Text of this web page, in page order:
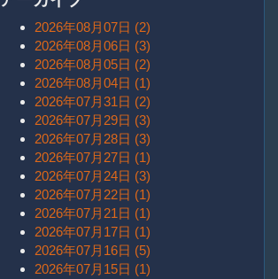
2026年08月07日 (2)
2026年08月06日 (3)
2026年08月05日 (2)
2026年08月04日 (1)
2026年07月31日 (2)
2026年07月29日 (3)
2026年07月28日 (3)
2026年07月27日 (1)
2026年07月24日 (3)
2026年07月22日 (1)
2026年07月21日 (1)
2026年07月17日 (1)
2026年07月16日 (5)
2026年07月15日 (1)